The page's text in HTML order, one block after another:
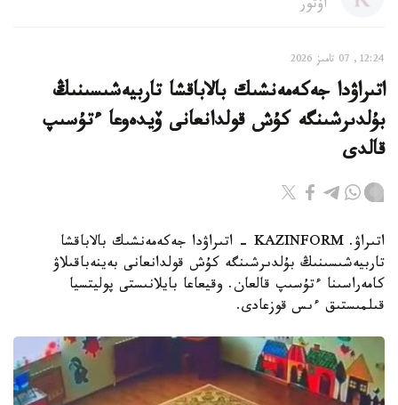
اۆتور
12:24, 07 تامىز 2026
اتىراۋدا جەكەمەنشىك بالاباقشا تاربيەشىسىنىڭ
بۇلدىرشىنگە كۇش قولدانعانى ۆيدەوعا ءتۇسىپ
قالدى
اتىراۋ. KAZINFORM - اتىراۋدا جەكەمەنشىك بالاباقشا
تاربيەشىسىنىڭ بۇلدىرشىنگە كۇش قولدانعانى بەينەباقىلاۋ
كامەراسىنا ءتۇسىپ قالعان. وقيعاعا بايلانىستى پوليتسيا
قىلمىستىق ءىس قوزعادى.